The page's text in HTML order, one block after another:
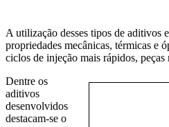
A utilização desses tipos de aditivos
propriedades mecânicas, térmicas e
ciclos de injeção mais rápidos, peças
Dentre os
aditivos
desenvolvidos
destacam-se o